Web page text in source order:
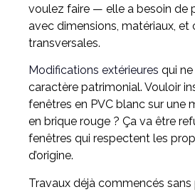
voulez faire — elle a besoin de
avec dimensions, matériaux, et
transversales.
Modifications extérieures qui
caractère patrimonial. Vouloir
fenêtres en PVC blanc sur une
en brique rouge ? Ça va être
fenêtres qui respectent les
d’origine.
Travaux déjà commencés sans